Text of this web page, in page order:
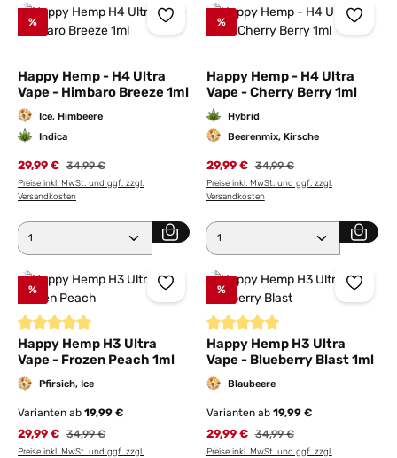
%
Happy Hemp - H4 Ultra
Vape - Himbaro Breeze 1ml
Ice, Himbeere
Indica
29,99 € Regulärer Preis:
34,99 €
Preise inkl. MwSt. und ggf. zzgl.
Versandkosten
Produkt Anzahl: Gib den gewünschten Wert ein
%
Happy Hemp - H4 Ultra
Vape - Cherry Berry 1ml
Hybrid
Beerenmix, Kirsche
29,99 € Regulärer Preis:
34,99 €
Preise inkl. MwSt. und ggf. zzgl.
Versandkosten
Produkt Anzahl: Gib den
%
Durchschnittliche Bewertung von 5 von 5 Sternen
Happy Hemp H3 Ultra
Vape - Frozen Peach 1ml
Pfirsich, Ice
Varianten ab 19,99 €
29,99 € Regulärer Preis:
34,99 €
Preise inkl. MwSt. und ggf. zzgl.
%
Durchschnittliche Bewertung
Happy Hemp H3 Ultra
Vape - Blueberry Blast 1ml
Blaubeere
Varianten ab19,99 €
29,99 € Regulärer Preis:
34,99 €
Preise inkl. MwSt. und ggf. zzgl.